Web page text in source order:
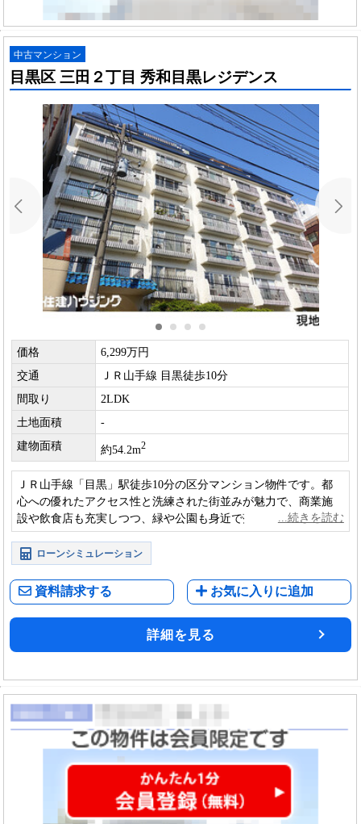
中古マンション
目黒区 三田２丁目 秀和目黒レジデンス
価格
6,299万円
交通
ＪＲ山手線 目黒徒歩10分
間取り
2LDK
土地面積
-
建物面積
約54.2m2
ＪＲ山手線「目黒」駅徒歩10分の区分マンション物件です。都
心への優れたアクセス性と洗練された街並みが魅力で、商業施
設や飲食店も充実しつつ、緑や公園も身近で落ち着いた環境の
中、上質なマンションライフを実現できる住環境です
ローンシミュレーション
資料請求する お気に入りに追加
詳細を見る